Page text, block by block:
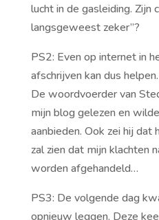
lucht in de gasleiding. Zijn
langsgeweest zeker”?
PS2: Even op internet in
afschrijven kan dus
De woordvoerder van
mijn blog gelezen en
aanbieden. Ook zei hij
zal zien dat mijn klachten
worden afgehandeld…
PS3: De volgende dag
opnieuw leggen. Deze